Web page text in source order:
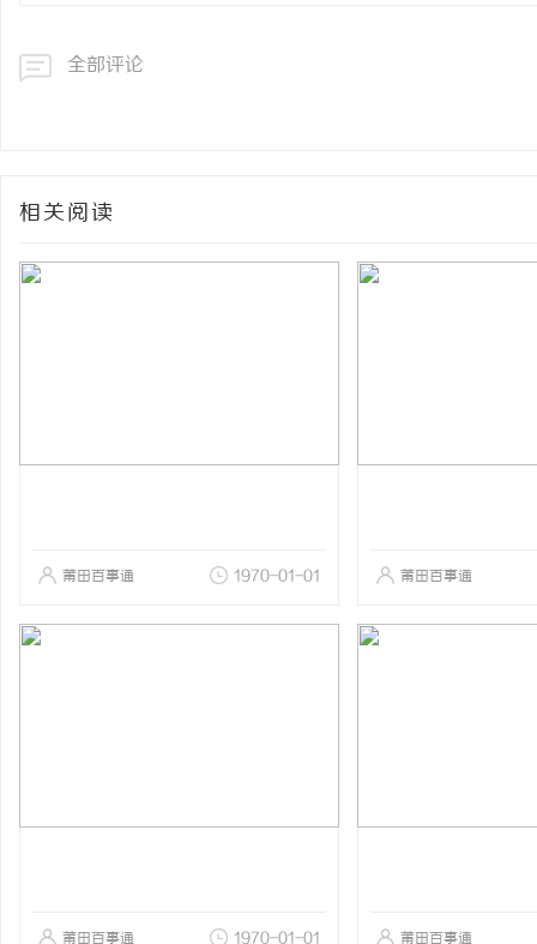
全部评论
相关阅读
莆田百事通 1970-01-01 莆田百事通
莆田百事通 1970-01-01 莆田百事通